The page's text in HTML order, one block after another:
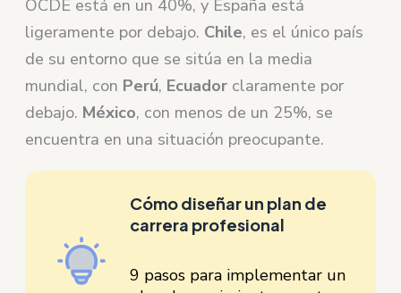
OCDE está en un 40%, y España está
ligeramente por debajo. Chile, es el único país
de su entorno que se sitúa en la media
mundial, con Perú, Ecuador claramente por
debajo. México, con menos de un 25%, se
encuentra en una situación preocupante.
Cómo diseñar un plan de
carrera profesional
9 pasos para implementar un